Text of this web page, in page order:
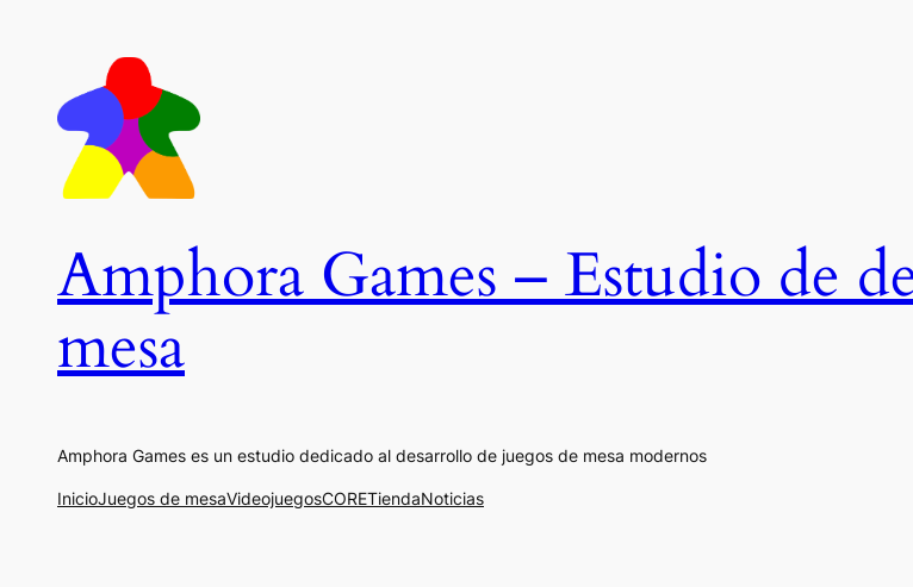
contenido
Amphora Games – Estudio de
mesa
Amphora Games es un estudio dedicado al desarrollo de juegos de mesa modernos
InicioJuegos de mesaVideojuegosCORETiendaNoticias